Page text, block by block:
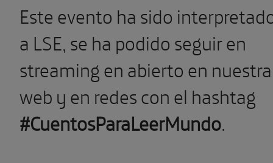
Este evento ha sido
a LSE, se ha podido seguir en
streaming en abierto en nuestra
web y en redes con el hashtag
#CuentosParaLeerMundo.